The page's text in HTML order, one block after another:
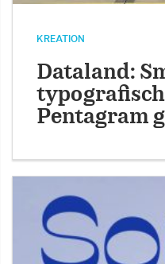
KREATION
Dataland:
Pentagram